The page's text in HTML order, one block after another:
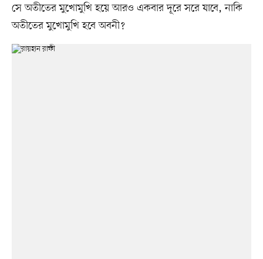
সে অতীতের মুখোমুখি হয়ে আরও একবার দূরে সরে যাবে, নাকি
অতীতের মুখোমুখি হবে অবনী?